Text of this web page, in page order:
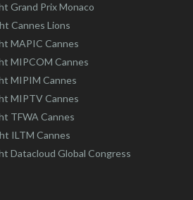
Grand Prix Monaco
Cannes Lions
MAPIC Cannes
MIPCOM Cannes
MIPIM Cannes
MIPTV Cannes
TFWA Cannes
ILTM Cannes
Datacloud Global Congress